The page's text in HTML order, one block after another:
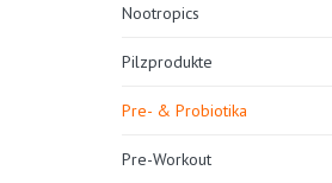
Nootropics
Pilzprodukte
Pre- & Probiotika
Pre-Workout